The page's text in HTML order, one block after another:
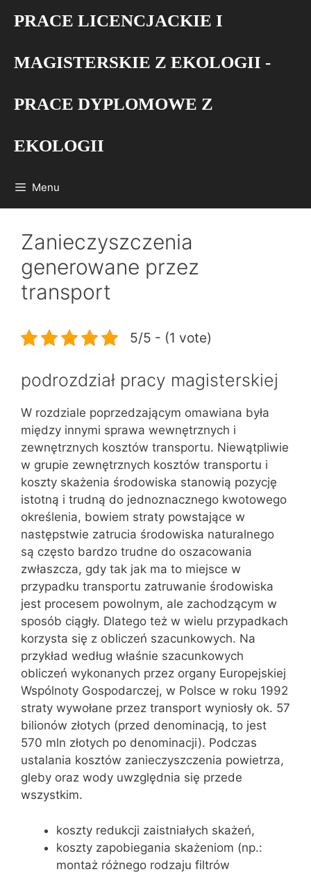
PRACE LICENCJACKIE I
MAGISTERSKIE Z EKOLOGII -
PRACE DYPLOMOWE Z
EKOLOGII
Menu
Zanieczyszczenia
generowane przez
transport
5/5 - (1 vote)
podrozdział pracy magisterskiej
W rozdziale poprzedzającym omawiana była
między innymi sprawa wewnętrznych i
zewnętrznych kosztów transportu. Niewątpliwie
w grupie zewnętrznych kosztów transportu i
koszty skażenia środowiska stanowią pozycję
istotną i trudną do jednoznacznego kwotowego
określenia, bowiem straty powstające w
następstwie zatrucia środowiska naturalnego
są często bardzo trudne do oszacowania
zwłaszcza, gdy tak jak ma to miejsce w
przypadku transportu zatruwanie środowiska
jest procesem powolnym, ale zachodzącym w
sposób ciągły. Dlatego też w wielu przypadkach
korzysta się z obliczeń szacunkowych. Na
przykład według właśnie szacunkowych
obliczeń wykonanych przez organy Europejskiej
Wspólnoty Gospodarczej, w Polsce w roku 1992
straty wywołane przez transport wyniosły ok. 57
bilionów złotych (przed denominacją, to jest
570 mln złotych po denominacji). Podczas
ustalania kosztów zanieczyszczenia powietrza,
gleby oraz wody uwzględnia się przede
wszystkim.
koszty redukcji zaistniałych skażeń,
koszty zapobiegania skażeniom (np.:
montaż różnego rodzaju filtrów